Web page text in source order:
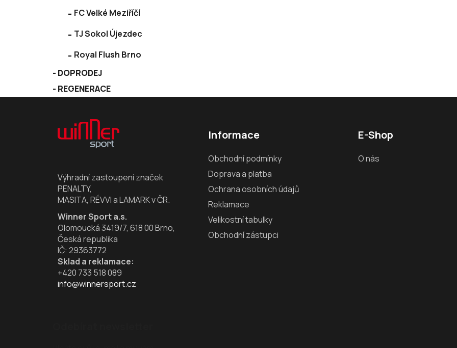
FC Velké Meziříčí
TJ Sokol Újezdec
Royal Flush Brno
DOPRODEJ
REGENERACE
Výhradní zastoupení značek
PENALTY,
MASITA, RÉVVI a LAMARK v ČR.
Winner Sport a.s.
Olomoucká 3419/7, 618 00 Brno,
Česká republika
IČ: 29363772
Sklad a reklamace:
+420 733 518 089
info@winnersport.cz
Informace
Obchodní podmínky
Doprava a platba
Ochrana osobních údajů
Reklamace
Velikostní tabulky
Obchodní zástupci
E-Shop
O nás